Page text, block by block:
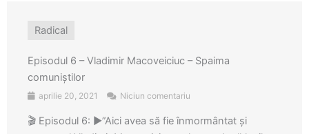
Radical
Episodul 6 – Vladimir Macoveiciuc – Spaima
comuniștilor
aprilie 20, 2021 Niciun comentariu
🎬 Episodul 6: ▶️”Aici avea să fie înmormântat şi